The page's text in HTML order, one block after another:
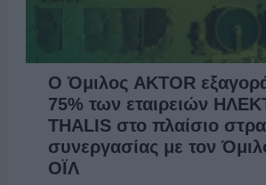
Ο Όμιλος AKTOR
75% των εταιρειών
THALIS στο πλαίσιο
συνεργασίας με τον
ΟΪΛ